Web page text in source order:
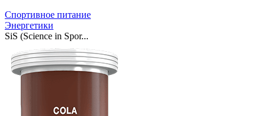
Спортивное питание
Энергетики
SiS (Science in Spor...